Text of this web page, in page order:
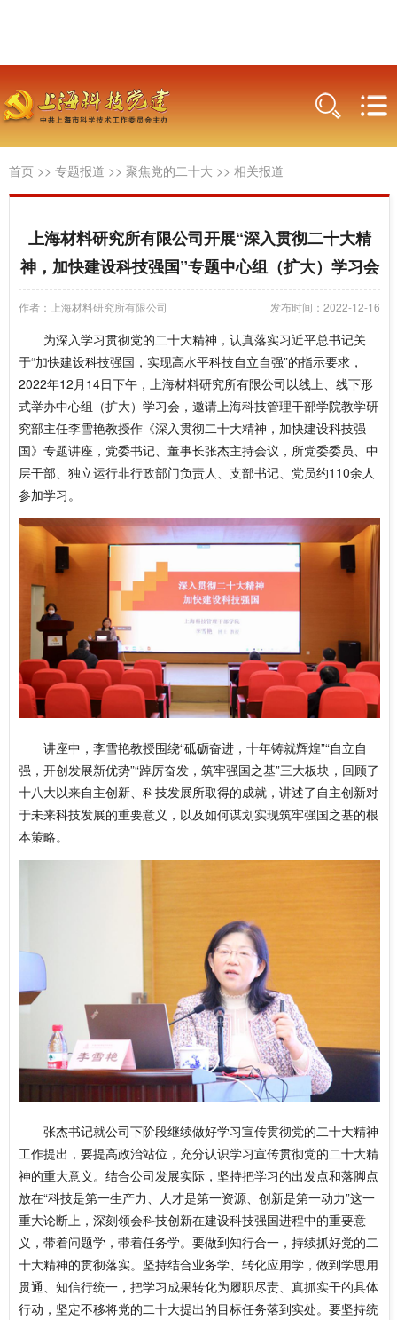
首页 >> 专题报道 >> 聚焦党的二十大 >> 相关报道
上海材料研究所有限公司开展“深入贯彻二十大精
神，加快建设科技强国”专题中心组（扩大）学习会
作者：上海材料研究所有限公司 发布时间：2022-12-16
为深入学习贯彻党的二十大精神，认真落实习近平总书记关
于“加快建设科技强国，实现高水平科技自立自强”的指示要求，
2022年12月14日下午，上海材料研究所有限公司以线上、线下形
式举办中心组（扩大）学习会，邀请上海科技管理干部学院教学研
究部主任李雪艳教授作《深入贯彻二十大精神，加快建设科技强
国》专题讲座，党委书记、董事长张杰主持会议，所党委委员、中
层干部、独立运行非行政部门负责人、支部书记、党员约110余人
参加学习。
讲座中，李雪艳教授围绕“砥砺奋进，十年铸就辉煌”“自立自
强，开创发展新优势”“踔厉奋发，筑牢强国之基”三大板块，回顾了
十八大以来自主创新、科技发展所取得的成就，讲述了自主创新对
于未来科技发展的重要意义，以及如何谋划实现筑牢强国之基的根
本策略。
张杰书记就公司下阶段继续做好学习宣传贯彻党的二十大精神
工作提出，要提高政治站位，充分认识学习宣传贯彻党的二十大精
神的重大意义。结合公司发展实际，坚持把学习的出发点和落脚点
放在“科技是第一生产力、人才是第一资源、创新是第一动力”这一
重大论断上，深刻领会科技创新在建设科技强国进程中的重要意
义，带着问题学，带着任务学。要做到知行合一，持续抓好党的二
十大精神的贯彻落实。坚持结合业务学、转化应用学，做到学思用
贯通、知信行统一，把学习成果转化为履职尽责、真抓实干的具体
行动，坚定不移将党的二十大提出的目标任务落到实处。要坚持统